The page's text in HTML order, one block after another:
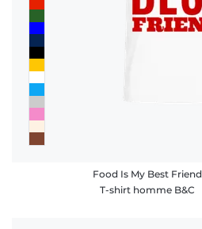
Food Is My Best Friend
T-shirt homme B&C